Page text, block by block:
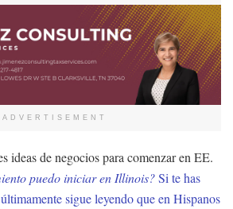
ADVERTISEMENT
ideas de negocios para comenzar en EE.
puedo iniciar en Illinois?Si te has
sigue leyendo que en Hispanos